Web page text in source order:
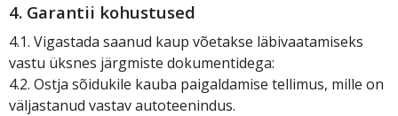
4. Garantii kohustused
4.1. Vigastada saanud kaup võetakse läbivaatamiseks
vastu üksnes järgmiste dokumentidega:
4.2. Ostja sõidukile kauba paigaldamise tellimus, mille on
väljastanud vastav autoteenindus.